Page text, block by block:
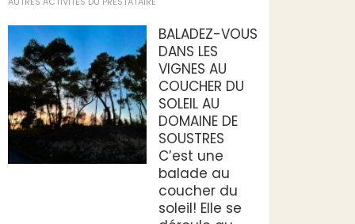
BALADEZ-VOUS
DANS LES
VIGNES AU
COUCHER DU
SOLEIL AU
DOMAINE DE
SOUSTRES
C’est une
balade au
coucher du
soleil! Elle se